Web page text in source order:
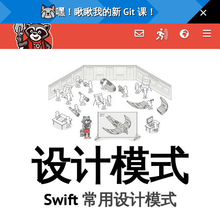
嘿！瞅瞅我的新 Git 课！
设计模式
Swift 常用设计模式